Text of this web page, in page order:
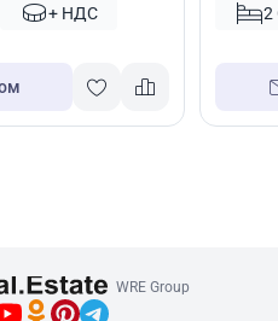
+ НДС
Кипр2
WRE Group